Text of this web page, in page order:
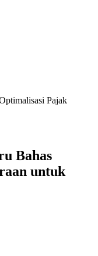
Pajak
Bahas
untuk